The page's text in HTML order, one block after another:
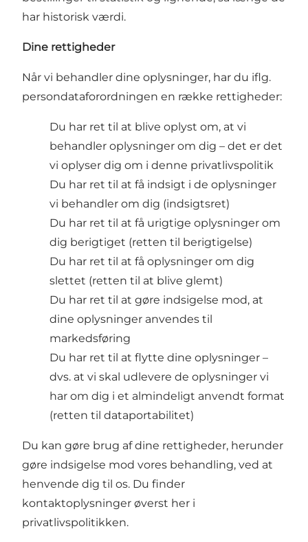
har historisk værdi.
Dine rettigheder
Når vi behandler dine oplysninger, har du iflg.
persondataforordningen en række rettigheder:
Du har ret til at blive oplyst om, at vi
behandler oplysninger om dig – det er det
vi oplyser dig om i denne privatlivspolitik
Du har ret til at få indsigt i de oplysninger
vi behandler om dig (indsigtsret)
Du har ret til at få urigtige oplysninger om
dig berigtiget (retten til berigtigelse)
Du har ret til at få oplysninger om dig
slettet (retten til at blive glemt)
Du har ret til at gøre indsigelse mod, at
dine oplysninger anvendes til
markedsføring
Du har ret til at flytte dine oplysninger –
dvs. at vi skal udlevere de oplysninger vi
har om dig i et almindeligt anvendt format
(retten til dataportabilitet)
Du kan gøre brug af dine rettigheder, herunder
gøre indsigelse mod vores behandling, ved at
henvende dig til os. Du finder
kontaktoplysninger øverst her i
privatlivspolitikken.